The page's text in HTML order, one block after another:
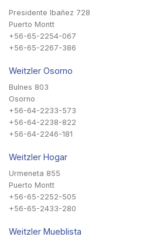
Presidente Ibañez 728
Puerto Montt
+56-65-2254-067
+56-65-2267-386
Weitzler Osorno
Bulnes 803
Osorno
+56-64-2233-573
+56-64-2238-822
+56-64-2246-181
Weitzler Hogar
Urmeneta 855
Puerto Montt
+56-65-2252-505
+56-65-2433-280
Weitzler Mueblista